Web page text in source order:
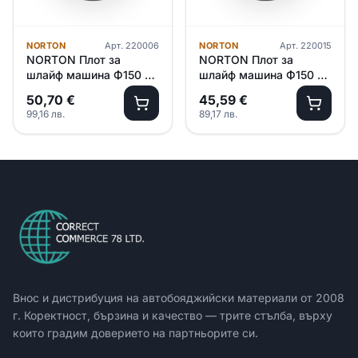
NORTON Арт. 220006
NORTON Плот за
шлайф машина Ф150 –
50,70 €
99,16 лв.
NORTON Арт. 220015
NORTON Плот за
шлайф машина Ф150 –
45,59 €
89,17 лв.
Внос и дистрибуция на автобояджийски материали от 2008
г. Коректност, бързина и качество — трите стълба, върху
които градим доверието на партньорите си.